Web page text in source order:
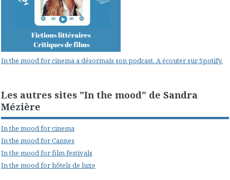
In the mood for cinema a désormais son podcast. A écouter sur Spotify.
Les autres sites "In the mood" de Sandra
Mézière
In the mood for cinema
In the mood for Cannes
In the mood for film festivals
In the mood for hôtels de luxe